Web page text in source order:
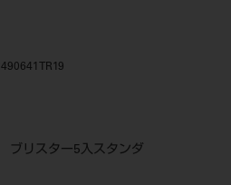
ブリスター5入スタンダ